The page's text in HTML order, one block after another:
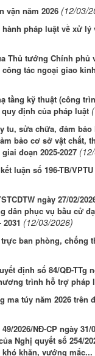
vận năm 2026 (12/03/
pháp luật về xử lý
Thủ tướng Chính
tác ngoại giao
tầng kỹ thuật (công
định của pháp luật
tu, sửa chữa, đảm
bảo cơ sở vật chất,
đoạn 2025-2027
luận số 196-TB/
ngày 27/02/
phục vụ bầu cử
(12/03/2026)
ban phòng, chống
định số 84/QĐ-TTg
trình hỗ trợ pháp
ma túy năm 2026 trên
2026/NĐ-CP ngày
Nghị quyết số 254/
khăn, vướng mắc...